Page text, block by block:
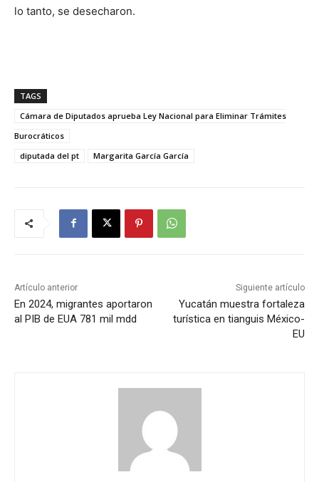
lo tanto, se desecharon.
TAGS
Cámara de Diputados aprueba Ley Nacional para Eliminar Trámites
Burocráticos
diputada del pt
Margarita García García
Artículo anterior
En 2024, migrantes aportaron
al PIB de EUA 781 mil mdd
Siguiente artículo
Yucatán muestra fortaleza
turística en tianguis México-
EU